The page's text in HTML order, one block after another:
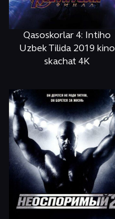
Qasoskorlar 4: Intiho
Uzbek Tilida 2019 kino
skachat 4K